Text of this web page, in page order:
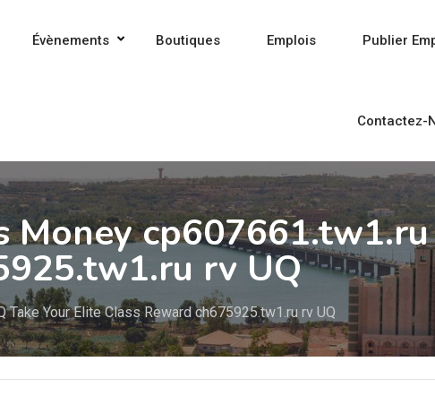
Évènements Boutiques Emplois Publier
Contactez-
Money
rv UQ
Your Elite Class Reward ch675925.tw1.ru rv UQ